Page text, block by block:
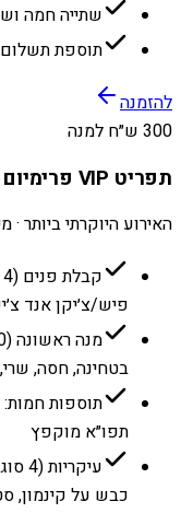
שתייה חמה
תוספת
להזמנה
300 ש״ח למנה
תפריט VIP פרימיום — על האש בשרים מובחרים
האירוע היוקרתי ביותר · מינימום
פיש/צ׳יקן אנד
בטחינה, חסה,
תוספות חמות:
תפו״א מוקפץ
כבש על קינמון,